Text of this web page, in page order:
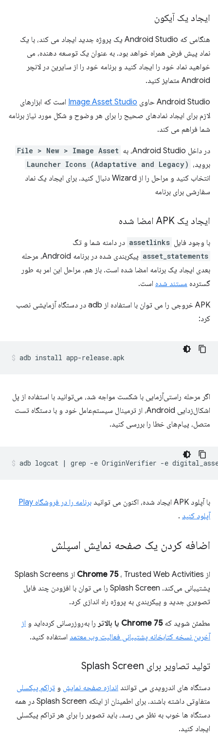
ایجاد یک آیکون
هنگامی که Android Studio یک پروژه جدید ایجاد می کند، با یک
نماد پیش فرض همراه خواهد بود. به عنوان یک توسعه دهنده، می
خواهید نماد خود را ایجاد کنید و برنامه خود را از سایرین در لانچر
Android متمایز کنید.
Android Studio حاوی Image Asset Studio است که ابزارهای
لازم برای ایجاد نمادهای صحیح را برای هر وضوح و شکل مورد نیاز برنامه
شما فراهم می کند.
در داخل Android Studio، به File > New > Image Asset
بروید، Launcher Icons (Adaptative and Legacy)
انتخاب کنید و مراحل را از Wizard دنبال کنید. برای ایجاد یک نماد
سفارشی برای برنامه
ایجاد یک APK امضا شده
با وجود فایل assetlinks در دامنه شما و تگ
asset_statements
پیکربندی شده در برنامه Android، مرحله
بعدی ایجاد یک برنامه امضا شده است. باز هم، مراحل این امر به طور
گسترده مستند شده است.
APK خروجی را می توان با استفاده از adb در دستگاه آزمایشی نصب
کرد:
اگر مرحله راستی‌آزمایی با شکست مواجه شد، می‌توانید با استفاده از پل
اشکال‌زدایی Android، از ترمینال سیستم‌عامل خود و با دستگاه تست
متصل، پیام‌های خطا را بررسی کنید.
با آپلود APK ایجاد شده، اکنون می توانید
برنامه را در فروشگاه Play
آپلود کنید .
اضافه کردن یک صفحه نمایش اسپلش
از Chrome 75
، Trusted Web Activities از Splash Screens
پشتیبانی می‌کند. Splash Screen را می توان با افزودن چند فایل
تصویری جدید و پیکربندی به پروژه راه اندازی کرد.
مطمئن شوید کهChrome 75 یا بالاتر را به‌روزرسانی کرده‌اید و از
آخرین نسخه کتابخانه پشتیبانی فعالیت وب معتمد استفاده کنید.
تولید تصاویر برای Splash Screen
دستگاه های اندرویدی می توانند اندازه صفحه نمایش و تراکم پیکسلی
متفاوتی داشته باشند. برای اطمینان از اینکه Splash Screen در همه
دستگاه ها خوب به نظر می رسد، باید تصویر را برای هر تراکم پیکسلی
ایجاد کنید.